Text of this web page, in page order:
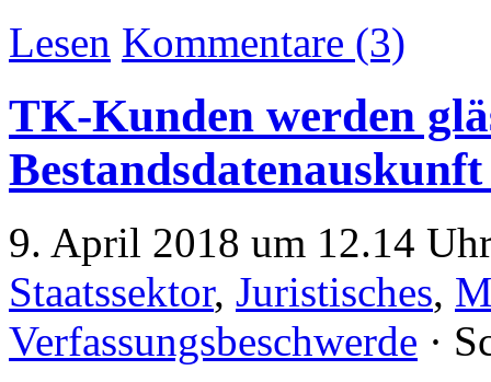
Lesen Kommentare (3)
TK-Kunden werden
9. April 2018 um 12.14
Staatssektor, Juristisches,
Verfassungsbeschwerde ·